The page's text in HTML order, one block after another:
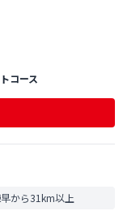
コース
から31km以上